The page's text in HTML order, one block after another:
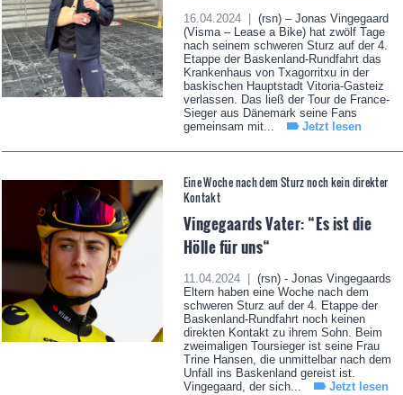
16.04.2024 |
(rsn) – Jonas Vingegaard
(Visma – Lease a Bike) hat zwölf Tage
nach seinem schweren Sturz auf der 4.
Etappe der Baskenland-Rundfahrt das
Krankenhaus von Txagorritxu in der
baskischen Hauptstadt Vitoria-Gasteiz
verlassen. Das ließ der Tour de France-
Sieger aus Dänemark seine Fans
gemeinsam mit...
Jetzt lesen
Eine Woche nach dem Sturz noch kein direkter
Kontakt
Vingegaards Vater: “Es ist die
Hölle für uns“
11.04.2024 |
(rsn) - Jonas Vingegaards
Eltern haben eine Woche nach dem
schweren Sturz auf der 4. Etappe der
Baskenland-Rundfahrt noch keinen
direkten Kontakt zu ihrem Sohn. Beim
zweimaligen Toursieger ist seine Frau
Trine Hansen, die unmittelbar nach dem
Unfall ins Baskenland gereist ist.
Vingegaard, der sich...
Jetzt lesen